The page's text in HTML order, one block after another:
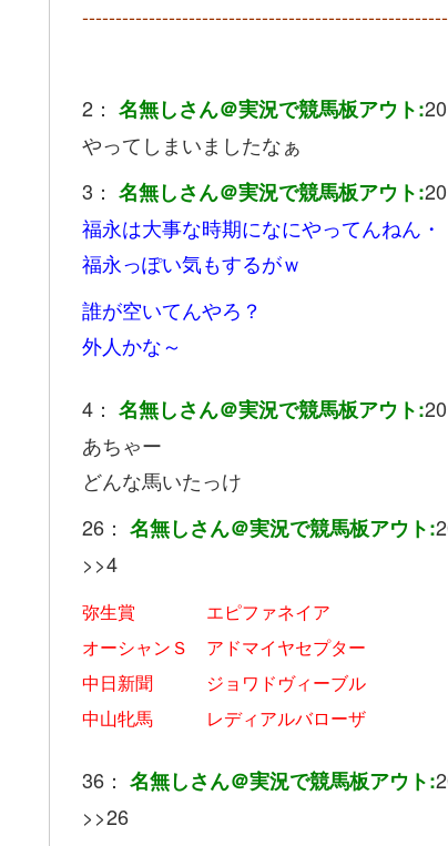
2： 名無しさん＠実況で競馬板アウト:
やってしまいましたなぁ
3： 名無しさん＠実況で競馬板アウト:
福永は大事な時期になにやってんねん・
福永っぽい気もするがｗ
誰が空いてんやろ？
外人かな～
4： 名無しさん＠実況で競馬板アウト:
あちゃー
どんな馬いたっけ
26： 名無しさん＠実況で競馬板アウト:
>>4
弥生賞 エピファネイア
オーシャンＳ アドマイヤセプター
中日新聞 ジョワドヴィーブル
中山牝馬 レディアルバローザ
36： 名無しさん＠実況で競馬板アウト:
>>26